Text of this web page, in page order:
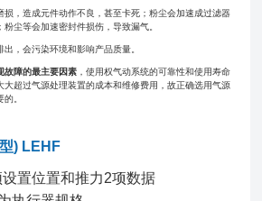
损，造成元件动作不良，甚至卡死；粉尘会加速成过滤器
尘等会加速密封件损伤，导致漏气。
，会污染环境和影响产品质量。
故障的最主要因素 ，使用权气动系统的可靠性和使用寿命
大超过气源处理装置的成本和维修费用，故正确选用气源
。
) LEHF
置位置和推力2项数据